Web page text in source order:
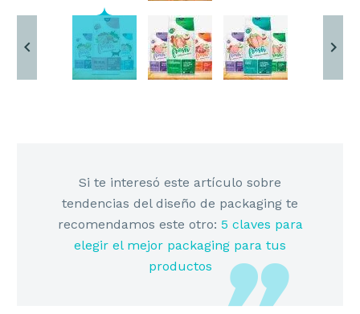
Si te interesó este artículo sobre
tendencias del diseño de packaging te
recomendamos este otro: 5 claves para
elegir el mejor packaging para tus
productos